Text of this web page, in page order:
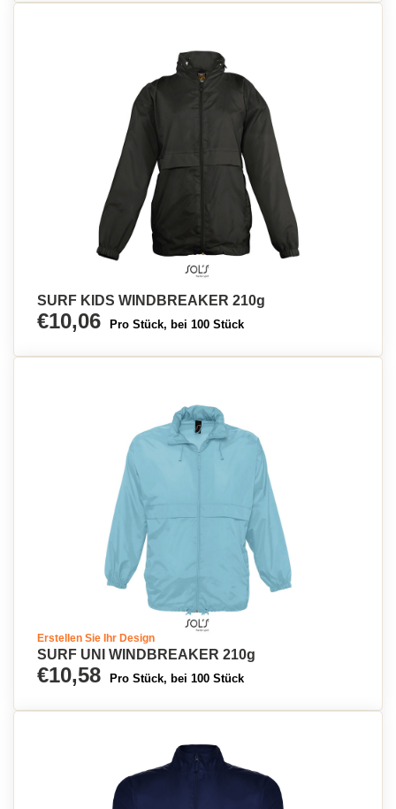
SURF KIDS WINDBREAKER 210g
€10,06 Pro Stück, bei 100 Stück
Erstellen Sie Ihr Design
SURF UNI WINDBREAKER 210g
€10,58 Pro Stück, bei 100 Stück